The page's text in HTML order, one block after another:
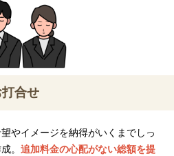
合せ
やイメージを納得がいくまでしっ
。 追加料金の心配がない総額を提